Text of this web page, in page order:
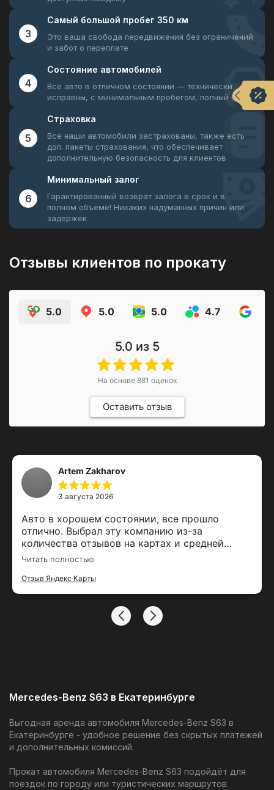
3
Самый большой пробег 350 км
Это ваша свобода передвижения без ограничений
и забот о переплате
4
Состояние автомобилей
Все авто в отличном состоянии — технически
исправны, с минимальным пробегом, полный бак
5
Страховка
Все наши автомобили застрахованы, также есть
доп. пакеты страхования, что обеспечивает
дополнительную безопасность для клиентов
6
Минимальный залог
Гарантированный возврат залога в срок и в
полном объеме! Никаких надуманных причин или
задержек
Отзывы клиентов по прокату
5.0 5.0 5.0 4.7
5.0 из 5
На основе 881 оценок
Оставить отзыв
Artem Zakharov
3 августа 2026
Авто в хорошем состоянии, все прошло
отлично. Выбрал эту компанию из-за
количества отзывов на картах и средней
оценки. Залог вернули вовремя, спасибо за
Читать полностью
Отзыв Яндекс Карты
Mercedes-Benz S63 в Екатеринбурге
Выгодная аренда автомобиля Mercedes-Benz S63 в
Екатеринбурге - удобное решение без скрытых платежей
и дополнительных комиссий.
Прокат автомобиля Mercedes-Benz S63 подойдёт для
поездок по городу или туристических маршрутов.